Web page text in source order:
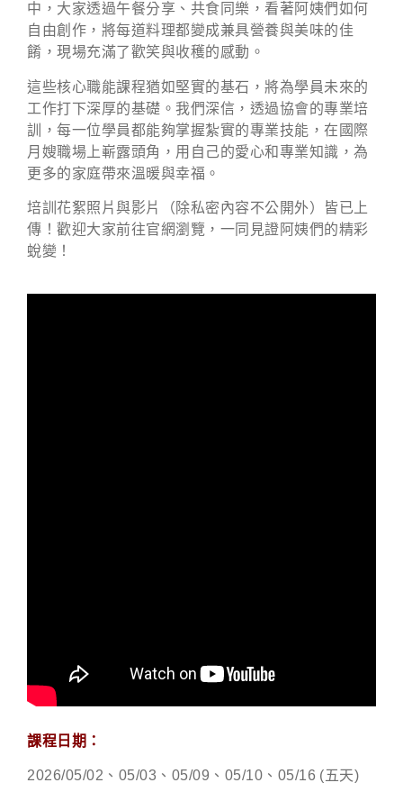
中，大家透過午餐分享、共食同樂，看著阿姨們如何
自由創作，將每道料理都變成兼具營養與美味的佳
餚，現場充滿了歡笑與收穫的感動。
這些核心職能課程猶如堅實的基石，將為學員未來的
工作打下深厚的基礎。我們深信，透過協會的專業培
訓，每一位學員都能夠掌握紮實的專業技能，在國際
月嫂職場上嶄露頭角，用自己的愛心和專業知識，為
更多的家庭帶來溫暖與幸福。
培訓花絮照片與影片（除私密內容不公開外）皆已上
傳！歡迎大家前往官網瀏覽，一同見證阿姨們的精彩
蛻變！
課程日期：
2026/05/02、05/03、05/09、05/10、05/16 (五天)